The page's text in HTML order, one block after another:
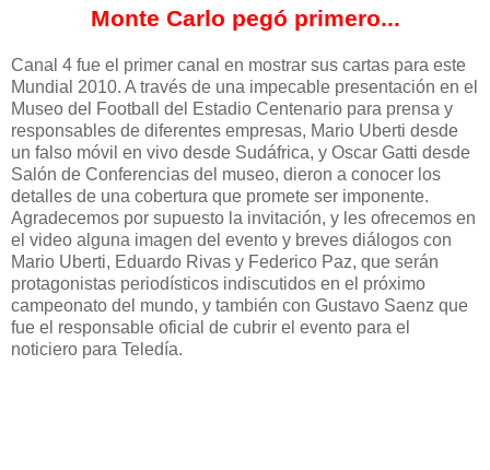
Monte Carlo pegó primero...
Canal 4 fue el primer canal en mostrar sus cartas para este
Mundial 2010. A través de una impecable presentación en el
Museo del Football del Estadio Centenario para prensa y
responsables de diferentes empresas, Mario Uberti desde
un falso móvil en vivo desde Sudáfrica, y Oscar Gatti desde
Salón de Conferencias del museo, dieron a conocer los
detalles de una cobertura que promete ser imponente.
Agradecemos por supuesto la invitación, y les ofrecemos en
el video alguna imagen del evento y breves diálogos con
Mario Uberti, Eduardo Rivas y Federico Paz, que serán
protagonistas periodísticos indiscutidos en el próximo
campeonato del mundo, y también con Gustavo Saenz que
fue el responsable oficial de cubrir el evento para el
noticiero para Teledía.